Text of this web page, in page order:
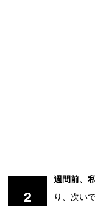
2
週間前、
り、次い